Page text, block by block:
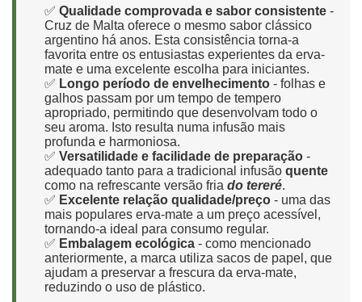
✅ Qualidade comprovada e sabor consistente -
Cruz de Malta oferece o mesmo sabor clássico
argentino há anos. Esta consistência torna-a
favorita entre os entusiastas experientes da erva-
mate e uma excelente escolha para iniciantes.
✅ Longo período de envelhecimento - folhas e
galhos passam por um tempo de tempero
apropriado, permitindo que desenvolvam todo o
seu aroma. Isto resulta numa infusão mais
profunda e harmoniosa.
✅ Versatilidade e facilidade de preparação -
adequado tanto para a tradicional infusão quente
como na refrescante versão fria do tereré.
✅ Excelente relação qualidade/preço - uma das
mais populares erva-mate a um preço acessível,
tornando-a ideal para consumo regular.
✅ Embalagem ecológica - como mencionado
anteriormente, a marca utiliza sacos de papel, que
ajudam a preservar a frescura da erva-mate,
reduzindo o uso de plástico.